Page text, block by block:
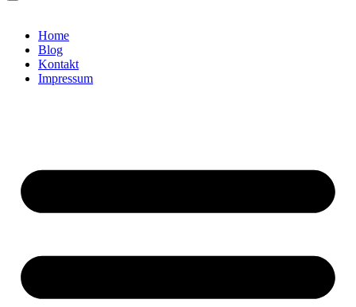
Home
Blog
Kontakt
Impressum